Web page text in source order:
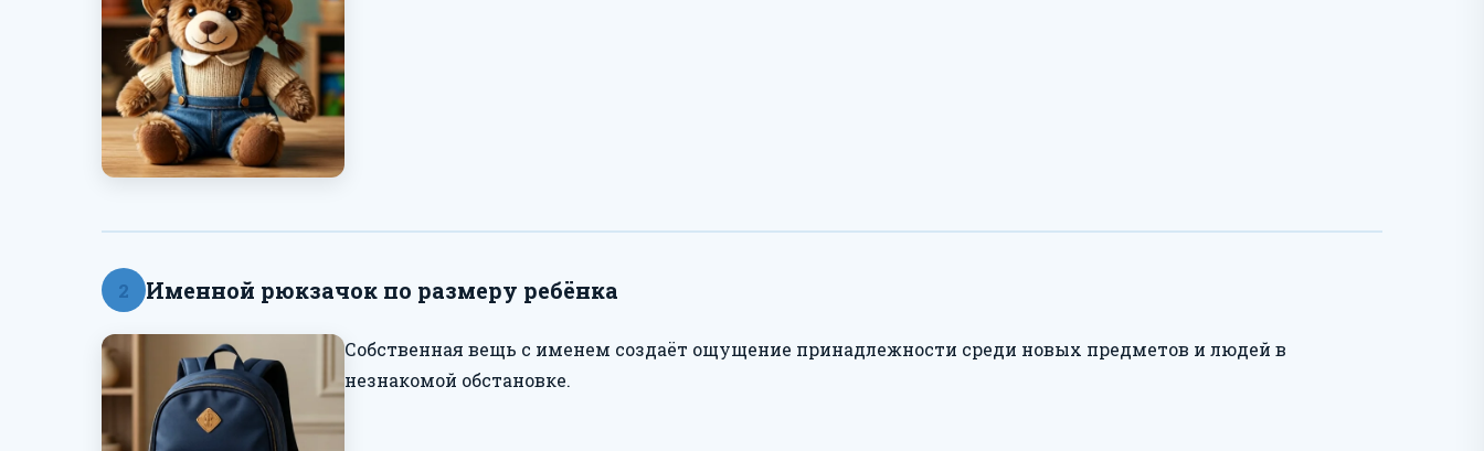
2 Именной рюкзачок по размеру ребёнка
Собственная вещь с именем создаёт ощущение принадлежности среди новых предметов и людей в
незнакомой обстановке.